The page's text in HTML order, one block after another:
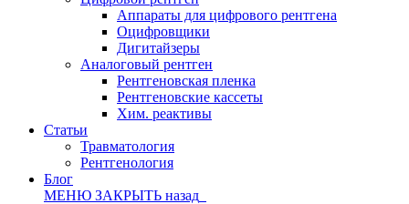
Аппараты для цифрового рентгена
Оцифровщики
Дигитайзеры
Аналоговый рентген
Рентгеновская пленка
Рентгеновские кассеты
Хим. реактивы
Статьи
Травматология
Рентгенология
Блог
МЕНЮ ЗАКРЫТЬ назад